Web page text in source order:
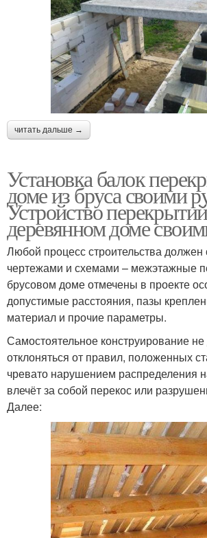
читать дальше →
Установка балок
доме из бруса своими
Устройство
деревянном доме
Любой процесс строительства должен
чертежами и схемами – межэтажные
брусовом доме отмечены в проекте
допустимые расстояния, пазы
материал и прочие параметры.
Самостоятельное конструирование
отклоняться от правил, положенных
чревато нарушением распределения
влечёт за собой перекос или
Далее: